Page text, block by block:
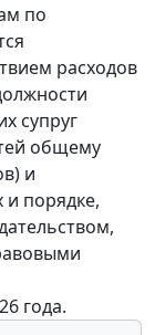
по
расходов
супруг
общему
и
и порядке,
года.